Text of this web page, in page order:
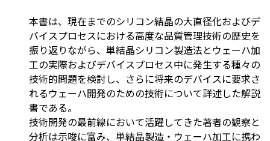
本書は、現在までのシリコン結晶の大直径化およびデ
バイスプロセスにおける高度な品質管理技術の歴史を
振り返りながら、単結晶シリコン製造法とウェーハ加
工の実際およびデバイスプロセス中に発生する種々の
技術的問題を検討し、さらに将来のデバイスに要求さ
れるウェーハ開発のための技術について詳述した解説
書である。
技術開発の最前線において活躍してきた著者の観察と
分析は示唆に富み、単結晶製造・ウェーハ加工に携わ